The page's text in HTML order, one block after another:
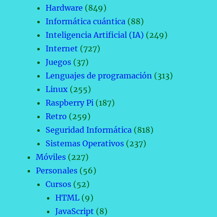
Hardware (849)
Informática cuántica (88)
Inteligencia Artificial (IA) (249)
Internet (727)
Juegos (37)
Lenguajes de programación (313)
Linux (255)
Raspberry Pi (187)
Retro (259)
Seguridad Informática (818)
Sistemas Operativos (237)
Móviles (227)
Personales (56)
Cursos (52)
HTML (9)
JavaScript (8)